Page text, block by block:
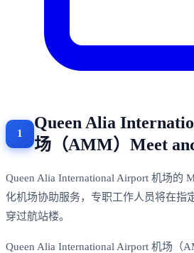
Queen Alia
场（AMM）Meet
Queen Alia International Airport 机场的
化机场协助服务，专职工作人员将在指
穿过航站楼。
Queen Alia International Airport 机场（